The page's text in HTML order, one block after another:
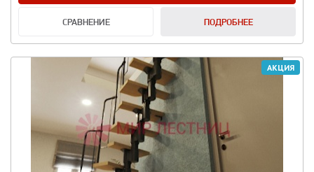
СРАВНЕНИЕ ПОДРОБНЕЕ
АКЦИЯ